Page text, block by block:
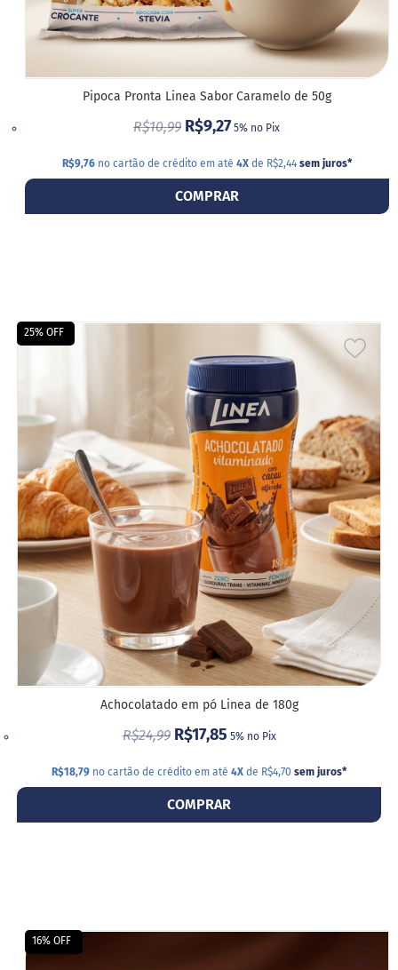
Pipoca Pronta Linea Sabor Caramelo de 50g
R$10,99 R$9,27 5% no Pix
R$9,76no cartão de crédito em até 4Xde R$2,44 sem juros*
COMPRAR
25% OFF
Achocolatado em pó Linea de 180g
R$24,99 R$17,85 5% no Pix
R$18,79 no cartão de crédito em até 4X de R$4,70 sem juros*
COMPRAR
DE
16% OFF